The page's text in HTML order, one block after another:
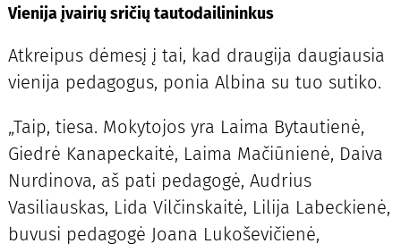
Vienija įvairių sričių tautodailininkus
Atkreipus dėmesį į tai, kad draugija daugiausia
vienija pedagogus, ponia Albina su tuo sutiko.
„Taip, tiesa. Mokytojos yra Laima Bytautienė,
Giedrė Kanapeckaitė, Laima Mačiūnienė, Daiva
Nurdinova, aš pati pedagogė, Audrius
Vasiliauskas, Lida Vilčinskaitė, Lilija Labeckienė,
buvusi pedagogė Joana Lukoševičienė,